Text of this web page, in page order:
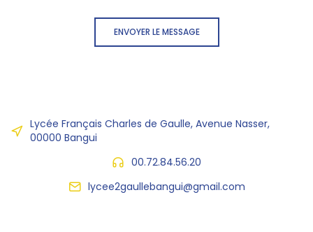
ENVOYER LE MESSAGE
Lycée Français Charles de Gaulle, Avenue Nasser,
00000 Bangui
00.72.84.56.20
lycee2gaullebangui@gmail.com